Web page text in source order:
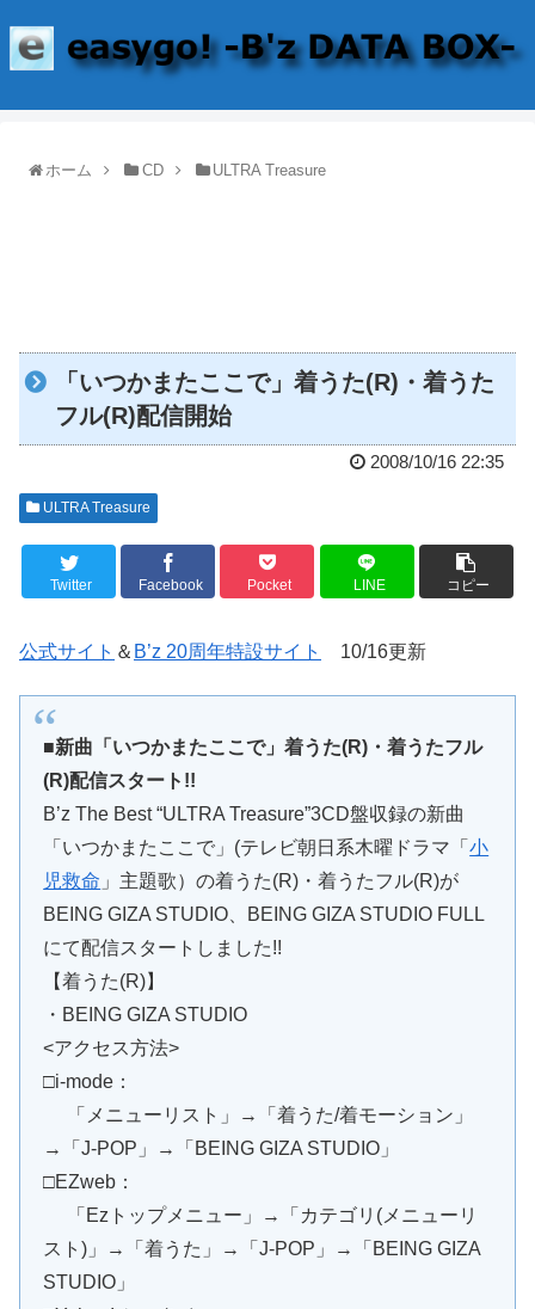
ホーム CD ULTRA Treasure
「いつかまたここで」着うた(R)・着うた
フル(R)配信開始
2008/10/16 22:35
ULTRA Treasure
Twitter Facebook Pocket LINE コピー
公式サイト ＆ B’z 20周年特設サイト 10/16更新
■新曲「いつかまたここで」着うた(R)・着うたフル
(R)配信スタート!!
B’z The Best “ULTRA Treasure”3CD盤収録の新曲
「いつかまたここで」(テレビ朝日系木曜ドラマ「小
児救命 」主題歌）の着うた(R)・着うたフル(R)が
BEING GIZA STUDIO、BEING GIZA STUDIO FULL
にて配信スタートしました!!
【着うた(R)】
・BEING GIZA STUDIO
<アクセス方法>
□i-mode：
「メニューリスト」→「着うた/着モーション」
→「J-POP」→「BEING GIZA STUDIO」
□EZweb：
「Ezトップメニュー」→「カテゴリ(メニューリ
スト)」→「着うた」→「J-POP」→「BEING GIZA
STUDIO」